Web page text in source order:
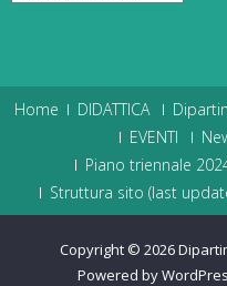
Home DIDATTICA
EVENTI
Piano triennale
Struttura sito (last
Copyright © 2026
Powered by